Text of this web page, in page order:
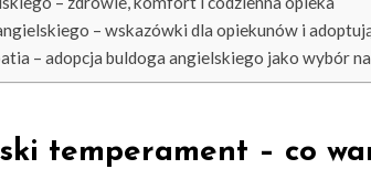
– wskazówki dla opiekunów i
– adopcja buldoga angielskiego jako wybór
temperament – co